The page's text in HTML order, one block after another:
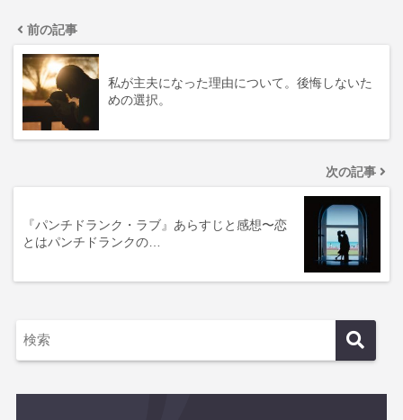
前の記事
私が主夫になった理由について。後悔しないた
めの選択。
次の記事
『パンチドランク・ラブ』あらすじと感想〜恋
とはパンチドランクの…